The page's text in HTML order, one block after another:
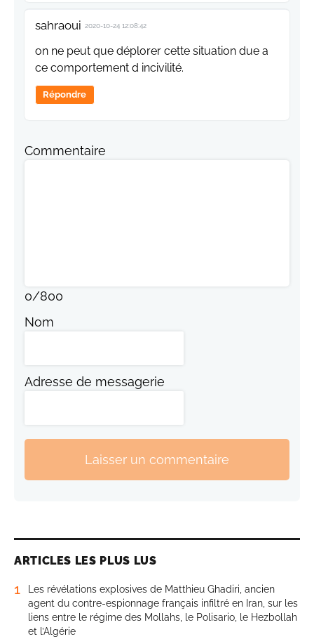
sahraoui 2020-10-24 12:08:42
on ne peut que déplorer cette situation due a
ce comportement d incivilité.
Répondre
Commentaire
0/800
Nom
Adresse de messagerie
Laisser un commentaire
ARTICLES LES PLUS LUS
1
Les révélations explosives de Matthieu Ghadiri, ancien
agent du contre-espionnage français infiltré en Iran, sur les
liens entre le régime des Mollahs, le Polisario, le Hezbollah
et l’Algérie